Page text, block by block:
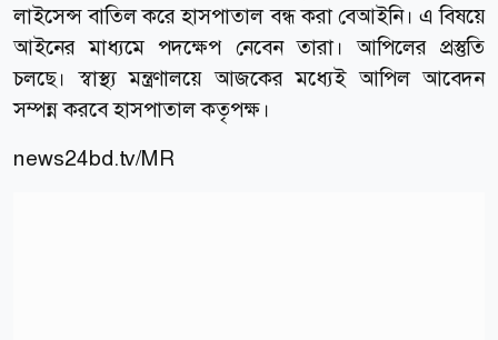
লাইসেন্স বাতিল করে হাসপাতাল বন্ধ করা বেআইনি। এ বিষয়ে
আইনের মাধ্যমে পদক্ষেপ নেবেন তারা। আপিলের প্রস্তুতি
চলছে। স্বাস্থ্য মন্ত্রণালয়ে আজকের মধ্যেই আপিল আবেদন
সম্পন্ন করবে হাসপাতাল কতৃপক্ষ।
news24bd.tv/MR